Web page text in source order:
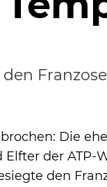
Die
der ATP-
den